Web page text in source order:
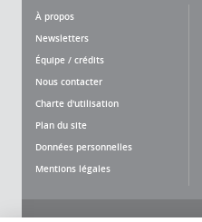
À propos
Newsletters
Équipe / crédits
Nous contacter
Charte d'utilisation
Plan du site
Données personnelles
Mentions légales